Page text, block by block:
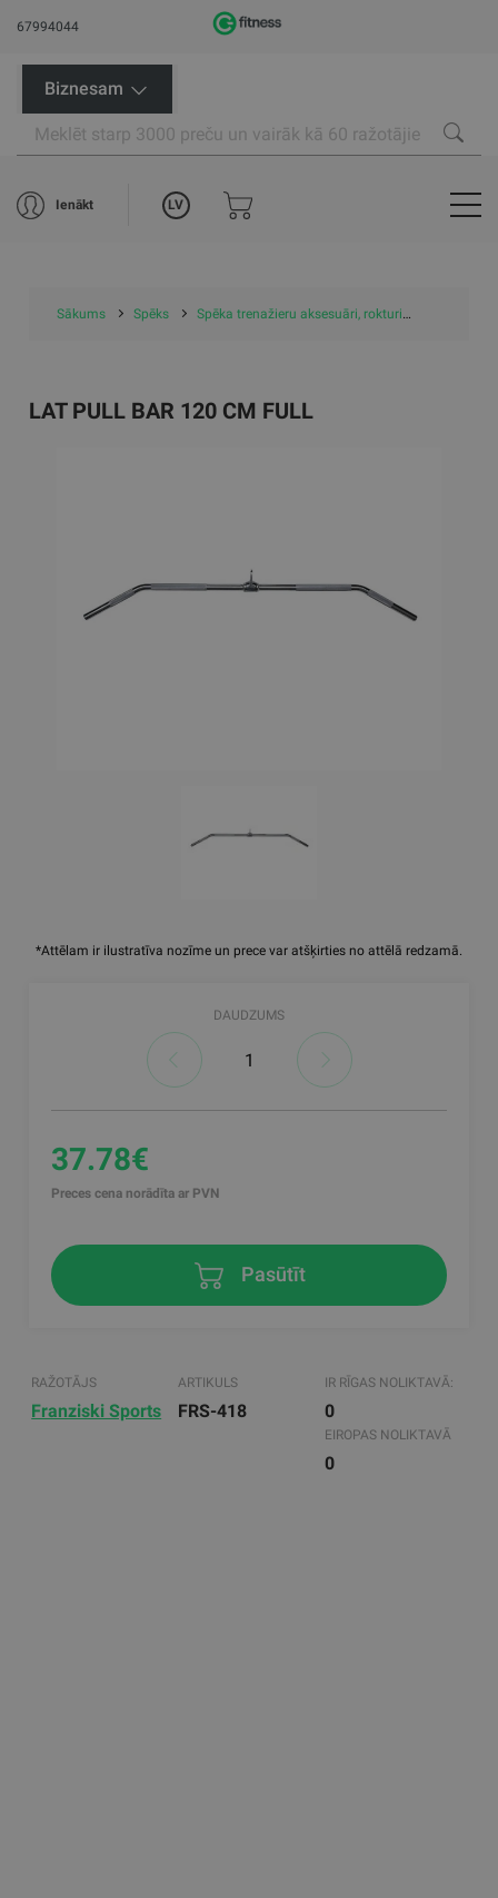
67994044
Biznesam
Ienākt LV
Sākums Spēks Spēka trenažieru aksesuāri, rokturi
*Attēlam ir ilustratīva nozīme un prece var atšķirties no attēlā redzamā.
LAT PULL BAR 120 CM FULL
DAUDZUMS
37.78€
Preces cena norādīta ar PVN
Pasūtīt
RAŽOTĀJS
Franziski Sports
ARTIKULS
FRS-418
IR RĪGAS NOLIKTAVĀ:
0
EIROPAS NOLIKTAVĀ
0